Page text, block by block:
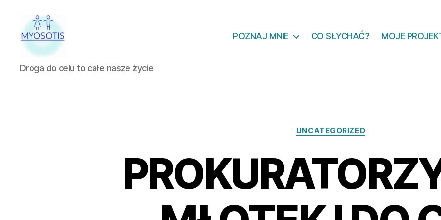
FUNDACJA
OBRONY
Droga do celu to całe nasze życie
POZNAJ MNIE CO SŁYCHAĆ? MOJE
Kategorie
UNCATEGORIZED